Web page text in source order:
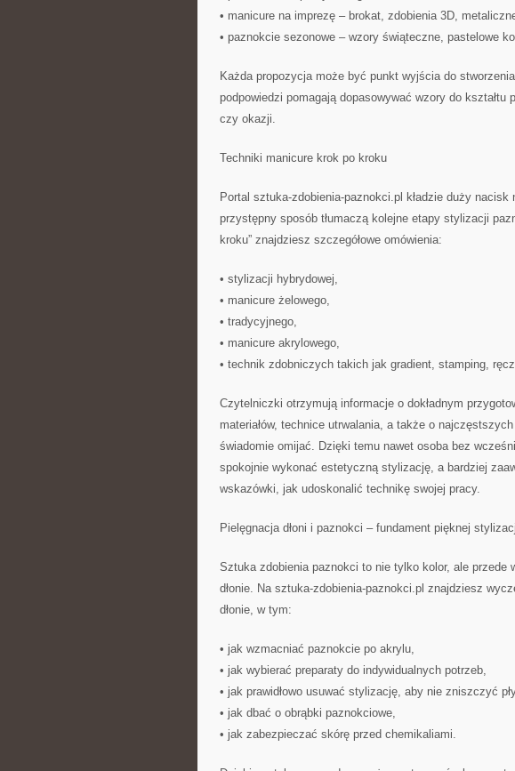
• manicure na imprezę – brokat, zdobienia 3D,
• paznokcie sezonowe – wzory świąteczne, pastelowe
Każda propozycja może być punkt wyjścia do
podpowiedzi pomagają dopasowywać wzory do kształtu
czy okazji.
Techniki manicure krok po kroku
Portal sztuka-zdobienia-paznokci.pl kładzie duży
przystępny sposób tłumaczą kolejne etapy stylizacji
kroku” znajdziesz szczegółowe omówienia:
• stylizacji hybrydowej,
• manicure żelowego,
• tradycyjnego,
• manicure akrylowego,
• technik zdobniczych takich jak gradient, stamping,
Czytelniczki otrzymują informacje o dokładnym
materiałów, technice utrwalania, a także o
świadomie omijać. Dzięki temu nawet osoba bez
spokojnie wykonać estetyczną stylizację, a bardziej
wskazówki, jak udoskonalić technikę swojej pracy.
Pielęgnacja dłoni i paznokci – fundament pięknej
Sztuka zdobienia paznokci to nie tylko kolor, ale przede
dłonie. Na sztuka-zdobienia-paznokci.pl znajdziesz
dłonie, w tym:
• jak wzmacniać paznokcie po akrylu,
• jak wybierać preparaty do indywidualnych potrzeb,
• jak prawidłowo usuwać stylizację, aby nie zniszczyć
• jak dbać o obrąbki paznokciowe,
• jak zabezpieczać skórę przed chemikaliami.